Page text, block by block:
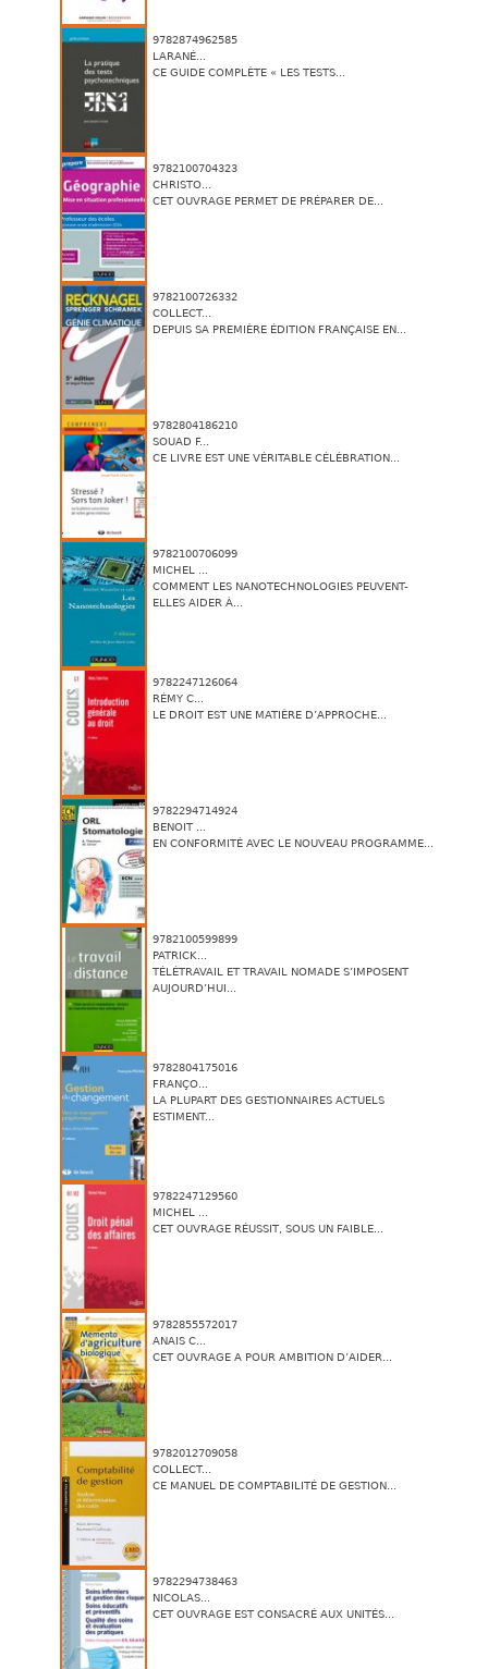
9782874962585
LARANÉ...
CE GUIDE COMPLÈTE « LES TESTS...
9782100704323
CHRISTO...
CET OUVRAGE PERMET DE PRÉPARER DE...
9782100726332
COLLECT...
DEPUIS SA PREMIÈRE ÉDITION FRANÇAISE EN...
9782804186210
SOUAD F...
CE LIVRE EST UNE VÉRITABLE CÉLÉBRATION...
9782100706099
MICHEL ...
COMMENT LES NANOTECHNOLOGIES PEUVENT-
ELLES AIDER À...
9782247126064
RÉMY C...
LE DROIT EST UNE MATIÈRE D’APPROCHE...
9782294714924
BENOIT ...
EN CONFORMITÉ AVEC LE NOUVEAU PROGRAMME...
9782100599899
PATRICK...
TÉLÉTRAVAIL ET TRAVAIL NOMADE S’IMPOSENT
AUJOURD’HUI...
9782804175016
FRANÇO...
LA PLUPART DES GESTIONNAIRES ACTUELS
ESTIMENT...
9782247129560
MICHEL ...
CET OUVRAGE RÉUSSIT, SOUS UN FAIBLE...
9782855572017
ANAIS C...
CET OUVRAGE A POUR AMBITION D’AIDER...
9782012709058
COLLECT...
CE MANUEL DE COMPTABILITÉ DE GESTION...
9782294738463
NICOLAS...
CET OUVRAGE EST CONSACRÉ AUX UNITÉS...